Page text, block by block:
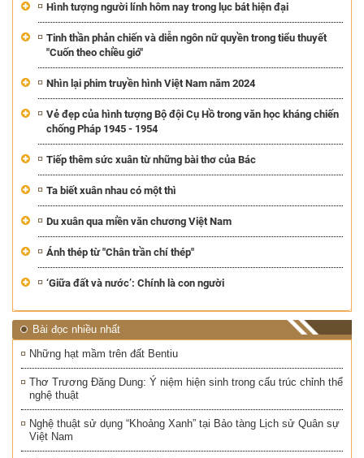
Hình tượng người lính hôm nay trong lục bát hiện đại
Tinh thần phản chiến và diễn ngôn nữ quyền trong tiểu thuyết
"Cuốn theo chiều gió"
Nhìn lại phim truyền hình Việt Nam năm 2024
Vẻ đẹp của hình tượng Bộ đội Cụ Hồ trong văn học kháng chiến
chống Pháp 1945 - 1954
Tiếp thêm sức xuân từ những bài thơ của Bác
Ta biết xuân nhau có một thì
Du xuân qua miền văn chương Việt Nam
Ánh thép từ "Chân trần chí thép"
‘Giữa đất và nước’: Chính là con người
Bài đọc nhiều nhất
Những hạt mầm trên đất Bentiu
Thơ Trương Đăng Dung: Ý niệm hiện sinh trong cấu trúc chỉnh thể
nghệ thuật
Nghệ thuật sử dụng “Khoảng Xanh” tại Bảo tàng Lịch sử Quân sự
Việt Nam